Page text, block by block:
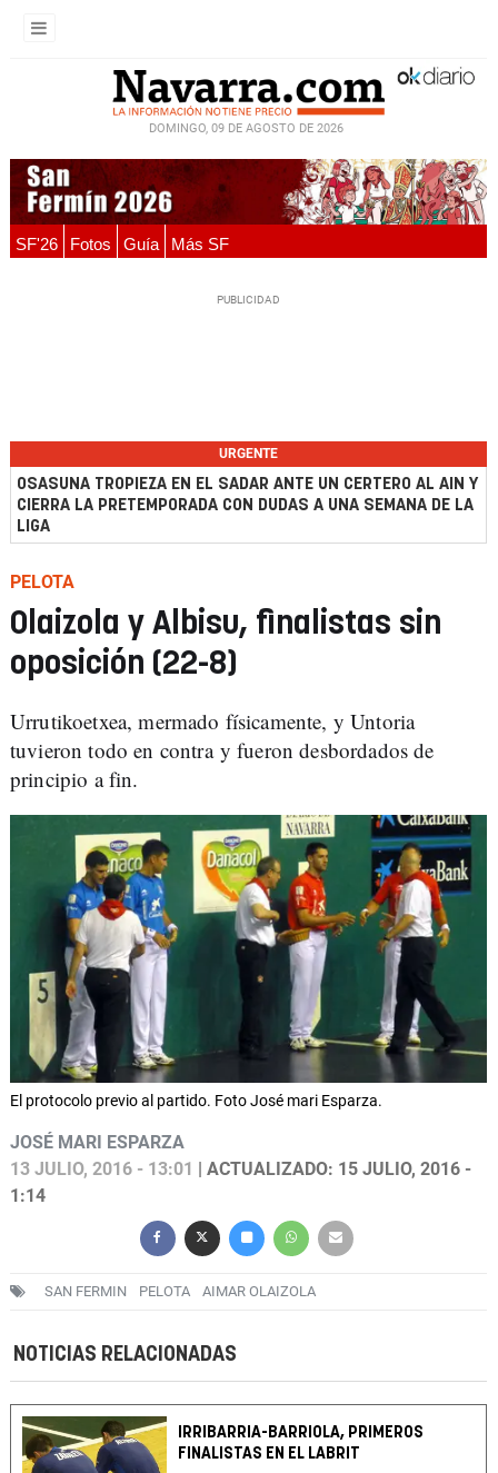
DOMINGO, 09 DE AGOSTO DE 2026
SF'26 Fotos Guía Más SF
URGENTE
OSASUNA TROPIEZA EN EL SADAR ANTE UN CERTERO AL AIN Y
CIERRA LA PRETEMPORADA CON DUDAS A UNA SEMANA DE LA
LIGA
PELOTA
Olaizola y Albisu, finalistas sin
oposición (22-8)
Urrutikoetxea, mermado físicamente, y Untoria
tuvieron todo en contra y fueron desbordados de
principio a fin.
El protocolo previo al partido. Foto José mari Esparza.
JOSÉ MARI ESPARZA
13 JULIO, 2016 - 13:01 | ACTUALIZADO: 15 JULIO, 2016 -
1:14
SAN FERMIN PELOTA AIMAR OLAIZOLA
NOTICIAS RELACIONADAS
IRRIBARRIA-BARRIOLA, PRIMEROS
FINALISTAS EN EL LABRIT